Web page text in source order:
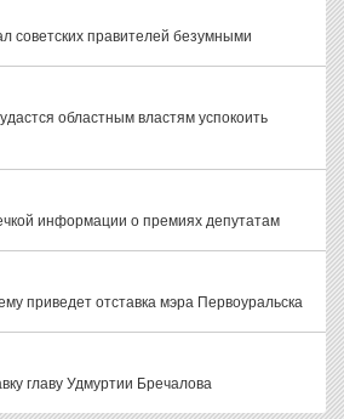
советских правителей безумными
областным властям успокоить
информации о премиях депутатам
приведет отставка мэра Первоуральска
главу Удмуртии Бречалова